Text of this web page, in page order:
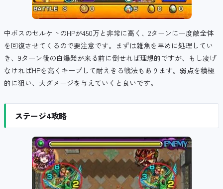
中ボスのセルケトのHPが450万と非常に高く、2ターンに一度敵全体
を回復させてくるので要注意です。まずは雑魚を早めに処理してい
き、9ターン後の白爆発が来る前に倒せれば理想的ですが、もし凌げ
なければHPを高くキープして耐えきる戦法もあります。弱点を積極
的に狙い、大ダメージを与えていくと良いです。
ステージ4攻略